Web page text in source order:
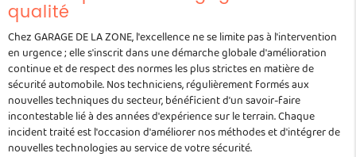
qualité
Chez GARAGE DE LA ZONE, l'excellence ne se limite pas à l'intervention
en urgence ; elle s'inscrit dans une démarche globale d'amélioration
continue et de respect des normes les plus strictes en matière de
sécurité automobile. Nos techniciens, régulièrement formés aux
nouvelles techniques du secteur, bénéficient d'un savoir-faire
incontestable lié à des années d'expérience sur le terrain. Chaque
incident traité est l'occasion d'améliorer nos méthodes et d'intégrer de
nouvelles technologies au service de votre sécurité.